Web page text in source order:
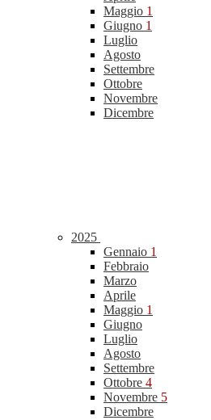
Maggio 1
Giugno 1
Luglio
Agosto
Settembre
Ottobre
Novembre
Dicembre
2025
Gennaio 1
Febbraio
Marzo
Aprile
Maggio 1
Giugno
Luglio
Agosto
Settembre
Ottobre 4
Novembre 5
Dicembre